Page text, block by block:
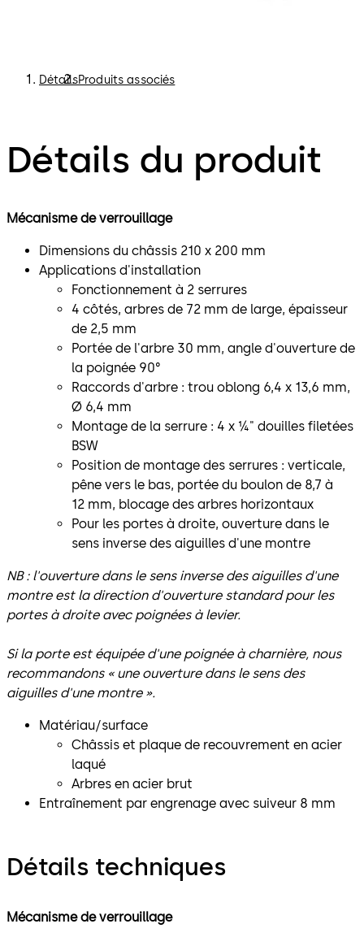
DétailsProduits associés
Détails du produit
Mécanisme de verrouillage
Dimensions du châssis 210 x 200 mm
Applications d'installation
Fonctionnement à 2 serrures
4 côtés, arbres de 72 mm de large, épaisseur
de 2,5 mm
Portée de l'arbre 30 mm, angle d'ouverture de
la poignée 90°
Raccords d'arbre : trou oblong 6,4 x 13,6 mm,
Ø 6,4 mm
Montage de la serrure : 4 x ¼" douilles filetées
BSW
Position de montage des serrures : verticale,
pêne vers le bas, portée du boulon de 8,7 à
12 mm, blocage des arbres horizontaux
Pour les portes à droite, ouverture dans le
sens inverse des aiguilles d'une montre
NB : l'ouverture dans le sens inverse des aiguilles d'une
montre est la direction d'ouverture standard pour les
portes à droite avec poignées à levier.
Si la porte est équipée d'une poignée à charnière, nous
recommandons « une ouverture dans le sens des
aiguilles d'une montre ».
Matériau/surface
Châssis et plaque de recouvrement en acier
laqué
Arbres en acier brut
Entraînement par engrenage avec suiveur 8 mm
Détails techniques
Mécanisme de verrouillage